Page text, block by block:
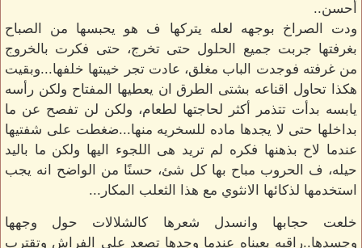
أحسن..
ودت الصراخ بوجهه لعله يتركها ف هو يحبسها من الصباح
بغرفتها جربت جميع الحلول حتى تخرج، حتى فكرت بالخروج
من غرفته فوجدت الباب مغلق، عادت تجر خيبتها خلفها...وبقيت
هكذا تحاول اقناعه بشتى الطرق ان يعطيها المفتاح ولكن رأسه
يابسه بدأت تتذمر أكثر لحاجتها لطعام، ولكن لن تفصح عن ما
بداخلها حتى لا يجدها ماده للسخريه منها...ضغطت على شفتيها
عندما لاح بذهنها فكره لم تريد هى اللجوء اليها ولكن ما باليد
حيله، ف الحروب مباح بها كل شئ، حسنًا من الواضح انه يجب
استخدمها لذكائها الانثوي مع هذا الثعلب المكار...
خلعت حجابها وانسدل شعرها كالشلالات حول وجهها
وجسدها..راقبه بعيناه عندما وجدها تصعد على الفراش وتقترب